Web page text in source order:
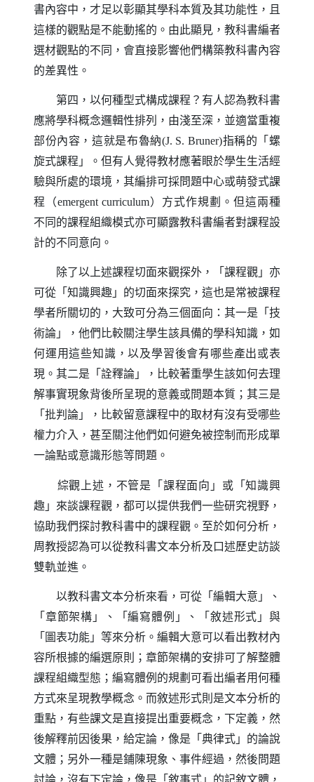
書內容中，才足以彰顯其學科本質及其功能性，且
這樣的觀點是不能動搖的。由此顯見，教科書編者
選材觀點的不同，會直接影響他們構築教科書內容
的差異性。
第四，以何種型式構成課程？有人認為教科書
應將學科概念邏輯性排列，由淺至深，並適當重複
部份內容，這就是布魯納(J. S. Bruner)指稱的「螺
旋式課程」。但有人覺得教材應著眼於學生生活經
驗與所處的環境，其編排可採問題中心或萌發式課
程（emergent curriculum）方式作規劃。但這兩種
不同的課程組織模式亦可顯露教科書編者對課程設
計的不同意向。
除了以上述課程切面來觀探外，「課程觀」亦
可從「知識興趣」的切面來探究，這也是常被課程
學者所關切的，大致可分為三個面向：其一是「技
術論」，他們比較關注學生該具備的學科知識，如
何運用這些知識，以及學習後會有哪些產出或表
現。其二是「詮釋論」，比較著重學生該如何去理
解事實現象背後所呈現的意義或問題本質；其三是
「批判論」，比較留意課程中的取材有沒有受哪些
權力介入，甚至關注他們如何避免被控制而形成單
一論點或意識形態等問題。
綜觀上述，不管是「課程面向」或「知識興
趣」來談課程觀，都可以提供我們一些研究視野，
協助我們探討教科書中的課程觀。至於如何分析，
周教授認為可以從教科書文本分析及口述歷史訪談
雙軌並進。
以教科書文本分析來看，可從「編輯大意」、
「章節架構」、「編寫體例」、「敘述形式」與
「圖表功能」等來分析。編輯大意可以看出教材內
容所根據的編選原則；章節架構的安排可了解整體
課程組織型態；編寫體例的規劃可看出編者用何種
方式來呈現教學概念。而敘述形式則是文本分析的
重點，有些課文是直接提出重要概念，下定義，然
後解釋前因後果，給定論，像是「典律式」的論說
文體；另外一種是鋪陳現象、事件經過，然後問題